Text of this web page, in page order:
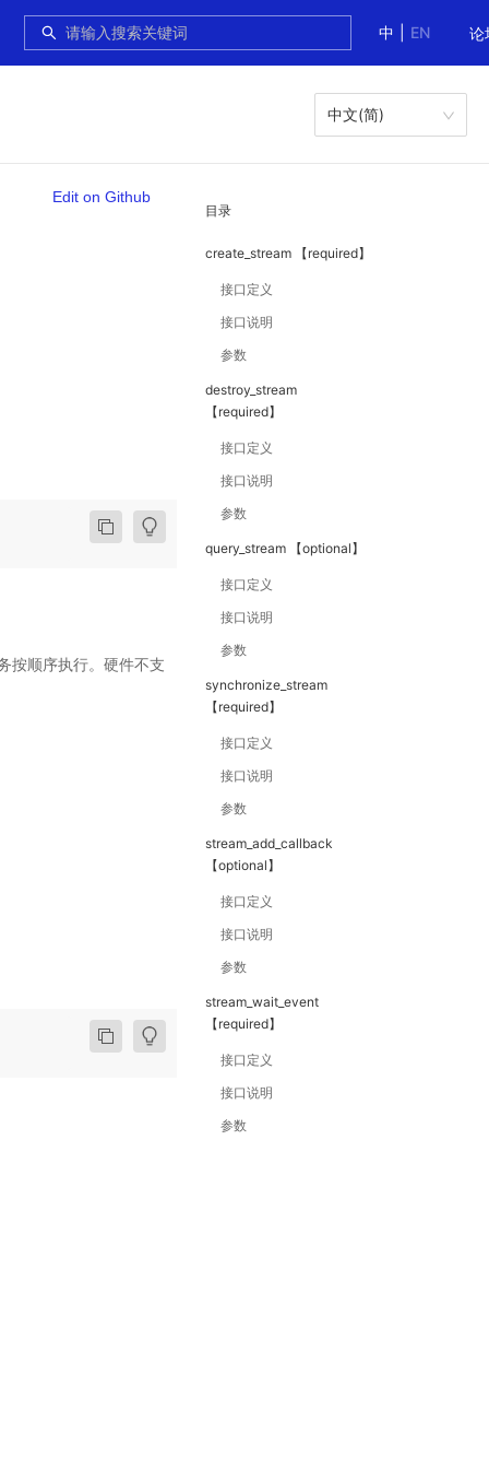
中 EN 论
中文(简)
目录
create_stream 【required】
接口定义
接口说明
参数
destroy_stream
【required】
接口定义
接口说明
参数
query_stream 【optional】
接口定义
接口说明
参数
synchronize_stream
【required】
接口定义
接口说明
参数
stream_add_callback
【optional】
接口定义
接口说明
参数
stream_wait_event
【required】
接口定义
接口说明
参数
Edit on Github
按顺序执行。硬件不支